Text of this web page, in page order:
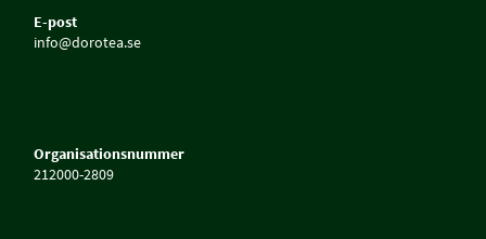
E-post
info@dorotea.se
Organisationsnummer
212000-2809